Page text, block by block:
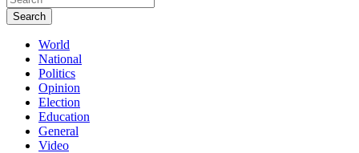
Search
World
National
Politics
Opinion
Election
Education
General
Video